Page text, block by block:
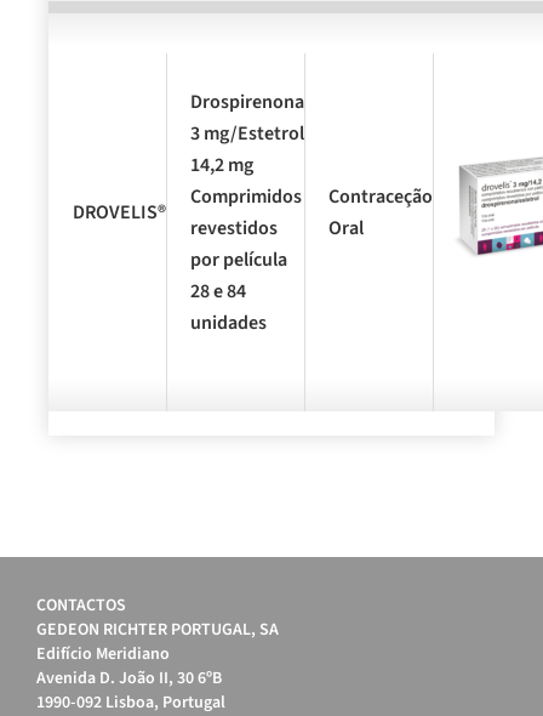
FARMACÊUTICA E
DROVELIS®
Drospirenona
3 mg/Estetrol
14,2 mg
Comprimidos
revestidos
por película
28 e 84
unidades
Contraceção
Oral
CONTACTOS
GEDEON RICHTER PORTUGAL, SA
Edifício Meridiano
Avenida D. João II, 30 6ºB
1990-092 Lisboa, Portugal